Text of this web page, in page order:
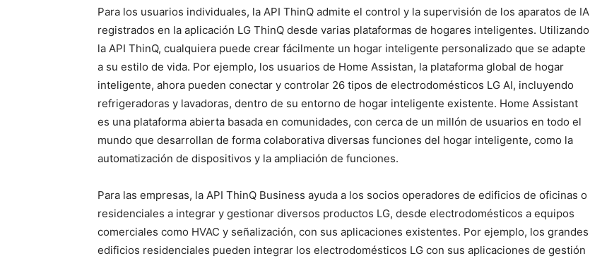
Para los usuarios individuales, la API ThinQ admite el control y la supervisión de los aparatos de IA
registrados en la aplicación LG ThinQ desde varias plataformas de hogares inteligentes. Utilizando
la API ThinQ, cualquiera puede crear fácilmente un hogar inteligente personalizado que se adapte
a su estilo de vida. Por ejemplo, los usuarios de Home Assistan, la plataforma global de hogar
inteligente, ahora pueden conectar y controlar 26 tipos de electrodomésticos LG AI, incluyendo
refrigeradoras y lavadoras, dentro de su entorno de hogar inteligente existente. Home Assistant
es una plataforma abierta basada en comunidades, con cerca de un millón de usuarios en todo el
mundo que desarrollan de forma colaborativa diversas funciones del hogar inteligente, como la
automatización de dispositivos y la ampliación de funciones.
Para las empresas, la API ThinQ Business ayuda a los socios operadores de edificios de oficinas o
residenciales a integrar y gestionar diversos productos LG, desde electrodomésticos a equipos
comerciales como HVAC y señalización, con sus aplicaciones existentes. Por ejemplo, los grandes
edificios residenciales pueden integrar los electrodomésticos LG con sus aplicaciones de gestión